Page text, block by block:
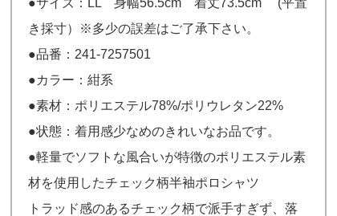
き採寸）※多少の誤差はご了承下さい。
●品番：241-7257501
●カラー：紺系
●素材：ポリエステル78%/ポリウレタン22%
●状態：着用感少なめのきれいなお品です。
●軽量でソフトな風合いが特徴のポリエステル素
材を使用したチェック柄半袖ポロシャツ
トラッド感のあるチェック柄で派手すぎず、落